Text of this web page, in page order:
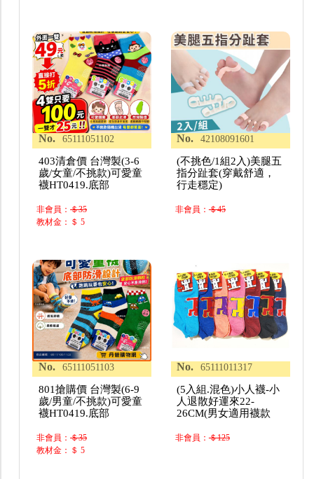
No. 65111051102
403清倉價 台灣製(3-6
歲/女童/不挑款)可愛童
襪HT0419.底部
非會員：＄35
教材金：＄ 5
No. 42108091601
(不挑色/1組2入)美腿五
指分趾套(穿戴舒適，
行走穩定)
非會員：＄45
No. 65111051103
801搶購價 台灣製(6-9
歲/男童/不挑款)可愛童
襪HT0419.底部
非會員：＄35
教材金：＄ 5
No. 65111011317
(5入組.混色)小人襪-小
人退散好運來22-
26CM(男女適用襪款
非會員：＄125